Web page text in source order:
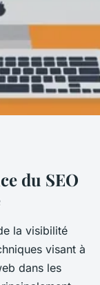
SEO
du SEO
la visibilité
visant à
dans les